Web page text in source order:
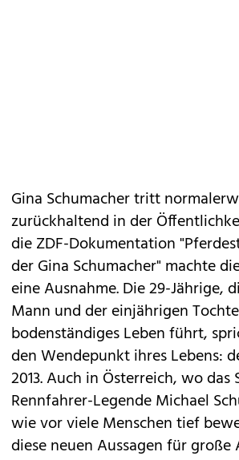
Gina Schumacher tritt
zurückhaltend in der
die ZDF-Dokumentation
der Gina Schumacher" machte
eine Ausnahme. Die 29-Jährige,
Mann und der einjährigen
bodenständiges Leben führt,
den Wendepunkt ihres Lebens:
2013. Auch in Österreich, wo das
Rennfahrer-Legende Michael
wie vor viele Menschen tief
diese neuen Aussagen für große